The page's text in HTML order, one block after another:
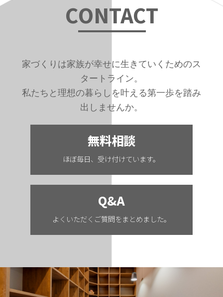
CONTACT
家づくりは家族が幸せに生きていくためのス
タートライン。
私たちと理想の暮らしを叶える第一歩を踏み
出しませんか。
無料相談
ほぼ毎日、受け付けています。
Q&A
よくいただくご質問をまとめました。